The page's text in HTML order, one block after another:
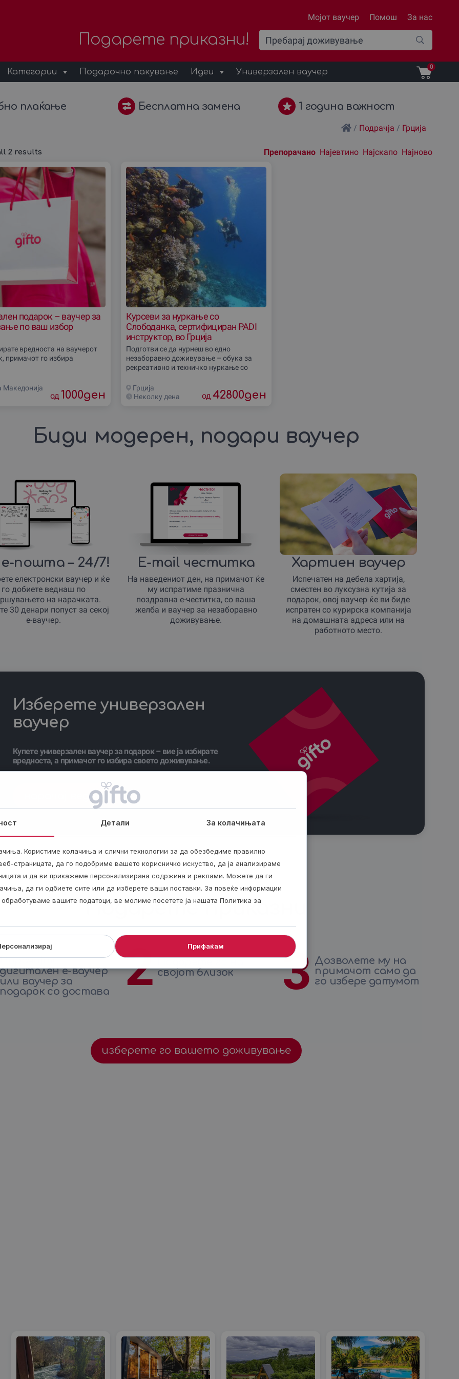
Мојот ваучер Помош За нас
Подарете приказни!
Категории Подарочно пакување Идеи Универзален ваучер
0
плаќање Бесплатна замена 1 година важност
/ Подрачја / Грциjа
2 results
Подреди
според:
Препорачано Најевтино Најскапо Најново
подарок – ваучер за
по ваш избор
вредноста на ваучерот
примачот го избира
Македониjа
од 1000ден
Курсеви за нуркање со
Слободанка, сертифициран PADI
инструктор, во Грциjа
Подготви се да нурнеш во едно
незаборавно доживување – обука за
рекреативно и техничко нуркање со
инструктор, во Грциjа! Овие курсеви ти
овозможуваат да се
Грциjа
Неколку дена
од 42800ден
Биди модерен, подари ваучер
пошта – 24/7!
електронски ваучер и ќе
го добиете веднаш по
на нарачката.
30 денари попуст за секој
е-ваучер.
E-mail честитка
На наведениот ден, на примачот ќе
му испратиме празнична
поздравна е-честитка, со ваша
желба и ваучер за незаборавно
доживување.
Хартиен ваучер
Испечатен на дебела хартија,
сместен во луксузна кутија за
подарок, овој ваучер ќе ви биде
испратен со курирска компанија
на домашната адреса или на
работното место.
Изберете универзален
ваучер
Купете универзален ваучер за подарок – вие ја избирате
вредноста, а примачот го избира своето доживување.
нарачај веднаш
Подарете приказни
Нарачајте
дигитален е-ваучер
или ваучер за
подарок со достава
2 својот близок
3 Дозволете му на
примачот само да
го избере датумот
изберете го вашето доживување
Детали За колачињата
Користиме колачиња и слични технологии за да обезбедиме правилно
страницата, да го подобриме вашето корисничко искуство, да ја анализираме
и да ви прикажеме персонализирана содржина и реклами. Можете да ги
да ги одбиете сите или да изберете ваши поставки. За повеќе информации
обработуваме вашите податоци, ве молиме посетете ја нашата Политика за
Прифаќам